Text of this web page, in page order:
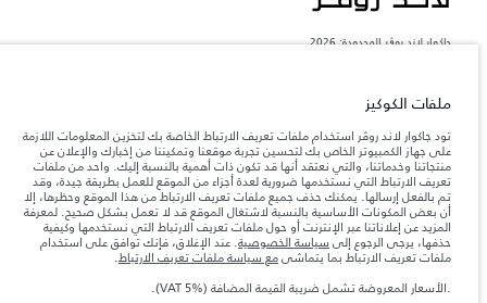
جاكوار لاند روڨر المحدودة: 2026
تعكس الأوزان المذكورة مواصفات السيارة القياسية. سوف تؤثر الإكسسوارات وغيرها من
العناصر المثبتة بعد نقطة التصنيع في الحمولة. تأكد من عدم تجاوز الوزن الإجمالي للسيارة
والحمولة.
المعلومات والمواصفات والأسعار والألوان المذكورة على هذا الموقع قد تختلف من بلد إلى
آخر، كما أنّها قد تتغير بدون إشعار مسبق. الرجاء التواصل مع وكيلنا المحلي للتأكد من توفّرها
والتحقق من الأسعار.
ملاحظة مهمة حول الصور والمواصفات. إن النقص العالمي في أشباه الموصلات يؤثر حاليًا
في مواصفات تصميم السيارات وتوفر الخيارات وتوقيتات التصاميم. هذا ظرف ديناميكي
للغاية، ونتيجة لذلك، قد لا تمثّل الصور المستخدَمة ضمن موقع الويب حاليًا المواصفات الحالية
بالكامل بالنسبة إلى الميزات والخيارات والحلية ومجموعات الألوان. يرجى استشارة وكيلك الذي
سيتمكّن من تأكيد أي تقييدات حالية معك للسماح لك باتخاذ قرار مدروس
ملفات الكوكيز
تود جاكوار لاند روڤر استخدام ملفات تعريف الارتباط الخاصة بك لتخزين المعلومات اللازمة
على جهاز الكمبيوتر الخاص بك لتحسين تجربة موقعنا وتمكيننا من إخبارك والإعلان عن
منتجاتنا وخدماتنا، والتي نعتقد أنها قد تكون ذات أهمية بالنسبة إليك. واحد من ملفات
تعريف الارتباط التي نستخدمها ضرورية لعدة أجزاء من الموقع للعمل بطريقة جيدة، وقد
تم بالفعل إرسالها. يمكنك حذف جميع ملفات تعريف الارتباط من هذا الموقع وحظرها، إلا
أن بعض المكونات الأساسية بالنسبة لاشتغال الموقع قد لا تعمل بشكل صحيح. لمعرفة
المزيد عن إعلاناتنا عبر الإنترنت أو حول ملفات تعريف الارتباط التي نستخدمها وكيفية
حذفها، يرجى الرجوع إلى سياسة الخصوصية. عند الإغلاق، فإنك توافق على استخدام
ملفات تعريف الارتباط بما يتماشىمع سياسة ملفات تعريف الارتباط.
.الأسعار المعروضة تشمل ضريبة القيمة المضافة (VAT 5%).